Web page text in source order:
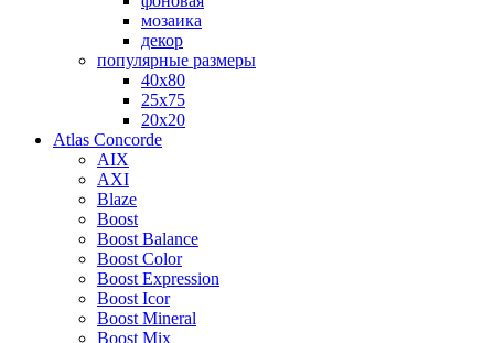
мозаика
декор
популярные размеры
40х80
25х75
20х20
Atlas Concorde
AIX
AXI
Blaze
Boost
Boost Balance
Boost Color
Boost Expression
Boost Icor
Boost Mineral
Boost Mix